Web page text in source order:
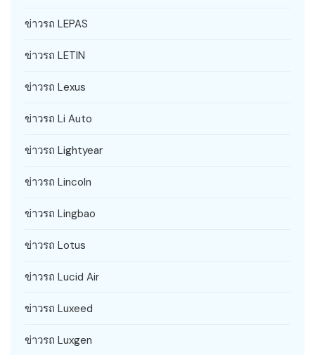
ข่าวรถ LEPAS
ข่าวรถ LETIN
ข่าวรถ Lexus
ข่าวรถ Li Auto
ข่าวรถ Lightyear
ข่าวรถ Lincoln
ข่าวรถ Lingbao
ข่าวรถ Lotus
ข่าวรถ Lucid Air
ข่าวรถ Luxeed
ข่าวรถ Luxgen